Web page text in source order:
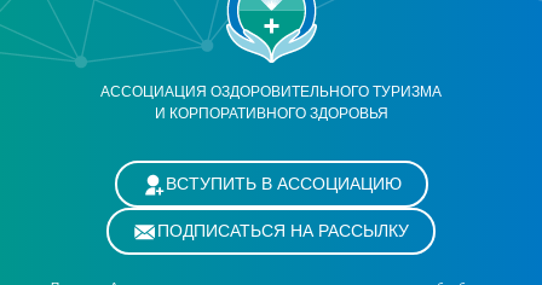
АССОЦИАЦИЯ ОЗДОРОВИТЕЛЬНОГО ТУРИЗМА
И КОРПОРАТИВНОГО ЗДОРОВЬЯ
ВСТУПИТЬ В АССОЦИАЦИЮ
ПОДПИСАТЬСЯ НА РАССЫЛКУ